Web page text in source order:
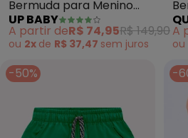
Bermuda para Menino
em Moletom Linho
(Verde)
UP BABY
A partir deR$ 74,95R$ 149,90
ou 2x de R$ 37,47 sem juros
A
ou
-50% -